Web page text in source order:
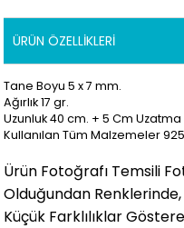
ÜRÜN ÖZELLIKLERI
Tane Boyu 5 x 7 mm.
Ağırlık 17 gr.
Uzunluk 40 cm. + 5 Cm Uzatma
Kullanılan Tüm Malzemeler
Ürün Fotoğrafı Temsili
Olduğundan Renklerinde,
Küçük Farklılıklar